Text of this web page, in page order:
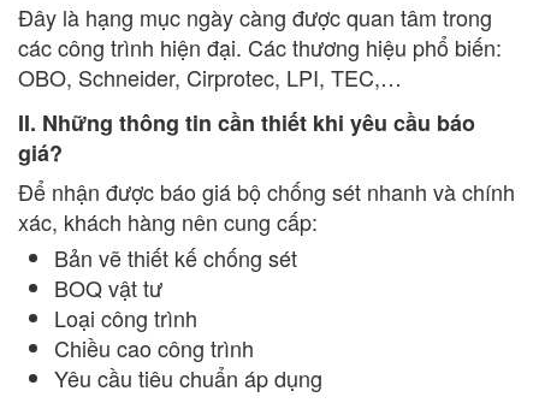
Đây là hạng mục ngày càng được quan tâm trong
các công trình hiện đại. Các thương hiệu phổ biến:
OBO, Schneider, Cirprotec, LPI, TEC,…
II. Những thông tin cần thiết khi yêu cầu báo
giá?
Để nhận được báo giá bộ chống sét nhanh và chính
xác, khách hàng nên cung cấp:
Bản vẽ thiết kế chống sét
BOQ vật tư
Loại công trình
Chiều cao công trình
Yêu cầu tiêu chuẩn áp dụng